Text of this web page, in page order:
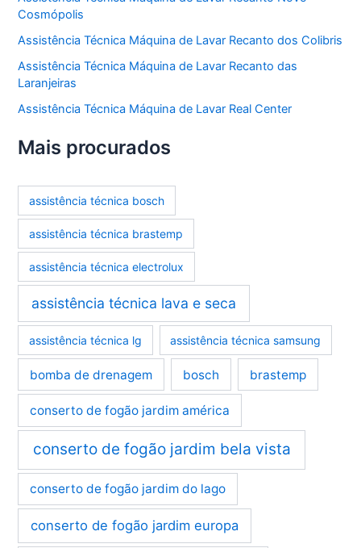
Cosmópolis
Assistência Técnica Máquina de Lavar Recanto dos Colibris
Assistência Técnica Máquina de Lavar Recanto das
Laranjeiras
Assistência Técnica Máquina de Lavar Real Center
Mais procurados
assistência técnica bosch
assistência técnica brastemp
assistência técnica electrolux
assistência técnica lava e seca
assistência técnica lg assistência técnica samsung
bomba de drenagem bosch brastemp
conserto de fogão jardim américa
conserto de fogão jardim bela vista
conserto de fogão jardim do lago
conserto de fogão jardim europa